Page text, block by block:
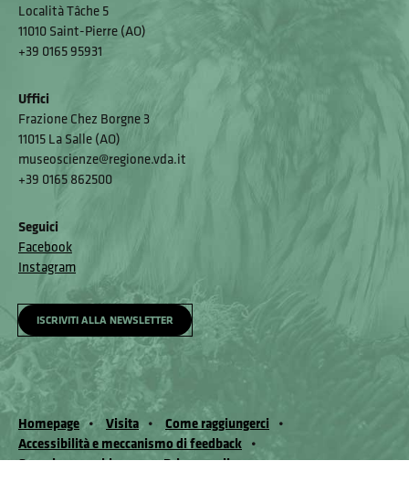
Località Tâche 5
11010 Saint-Pierre (AO)
+39 0165 95931
Uffici
Frazione Chez Borgne 3
11015 La Salle (AO)
museoscienze@regione.vda.it
+39 0165 862500
Seguici
Facebook
Instagram
ISCRIVITI ALLA NEWSLETTER
Homepage Visita
Come raggiungerci
Accessibilità e meccanismo di feedback
Segnala un problema
Privacy policy